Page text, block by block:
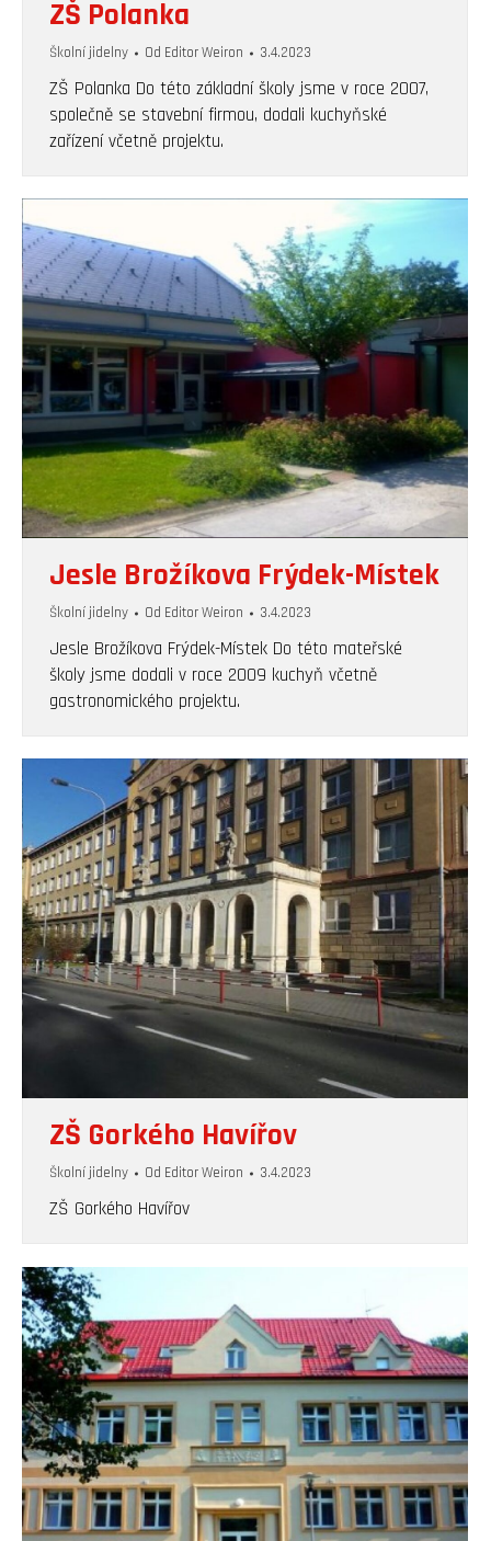
ZŠ Polanka
Školní jidelny Od Editor Weiron 3.4.2023
ZŠ Polanka Do této základní školy jsme v roce 2007,
společně se stavební firmou, dodali kuchyňské
zařízení včetně projektu.
Jesle Brožíkova Frýdek-Místek
Školní jidelny Od Editor Weiron 3.4.2023
Jesle Brožíkova Frýdek-Místek Do této mateřské
školy jsme dodali v roce 2009 kuchyň včetně
gastronomického projektu.
ZŠ Gorkého Havířov
Školní jidelny Od Editor Weiron 3.4.2023
ZŠ Gorkého Havířov